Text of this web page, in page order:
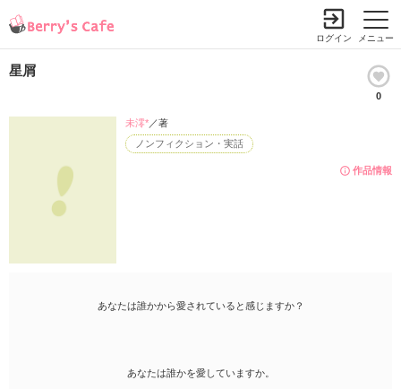
メニュー
ログイン
星屑
0
作品情報
ノンフィクション・実話
未澪*／著
あなたは誰かから愛されていると感じますか？
あなたは誰かを愛していますか。